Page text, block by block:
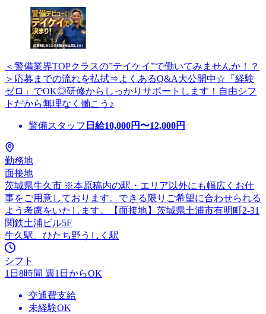
＜警備業界TOPクラスの”テイケイ”で働いてみませんか！？
＞応募までの流れを払拭⇒よくあるQ&A大公開中☆「経験
ゼロ」でOK◎研修からしっかりサポートします！自由シフ
トだから無理なく働こう♪
警備スタッフ 日給10,000円〜12,000円
勤務地
面接地
茨城県牛久市 ※本原稿内の駅・エリア以外にも幅広くお仕
事をご用意しております。できる限りご希望に合わせられる
よう考慮をいたします。【面接地】茨城県土浦市有明町2-31
関鉄土浦ビル5F
牛久駅、ひたち野うしく駅
シフト
1日8時間 週1日からOK
交通費支給
未経験OK